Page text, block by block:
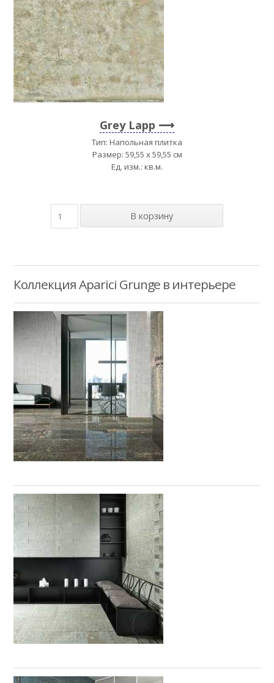
Grey Lapp
Тип: Напольная плитка
Размер: 59,55 x 59,55 см
Ед. изм.: кв.м.
Коллекция Aparici Grunge в интерьере